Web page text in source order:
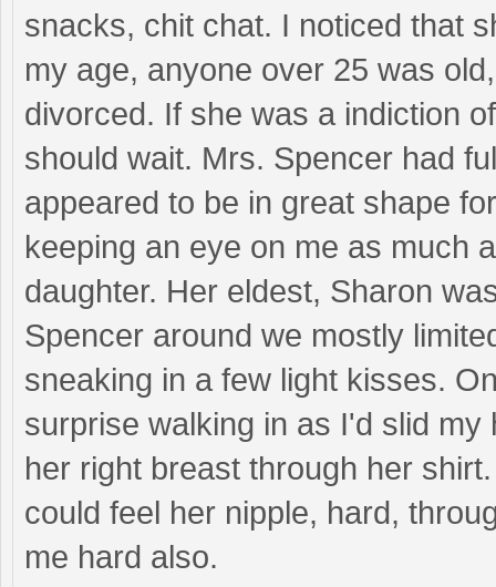
snacks, chit chat. I noticed that
my age, anyone over 25 was
divorced. If she was a indiction
should wait. Mrs. Spencer had
appeared to be in great shape
keeping an eye on me as much
daughter. Her eldest, Sharon
Spencer around we mostly
sneaking in a few light kisses.
surprise walking in as I'd slid
her right breast through her
could feel her nipple, hard,
me hard also.